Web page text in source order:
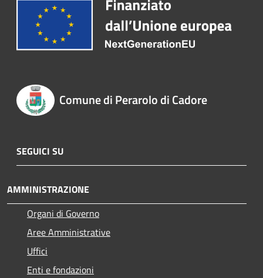
Comune di Perarolo di Cadore
SEGUICI SU
AMMINISTRAZIONE
Organi di Governo
Aree Amministrative
Uffici
Enti e fondazioni